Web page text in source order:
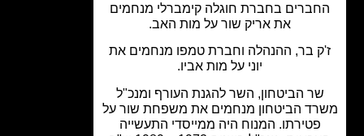
בחברת חוגלה קימברלי מנחמים
את אריק שור על מות האב.
בר, ההנהלה וחברת טמפו מנחמים את
יוני על מות אביו.
הביטחון, השר להגנת העורף ומנכ"ל
הביטחון מנחמים את משפחת שור על
פטירתו. המנוח היה ממייסדי התעשייה